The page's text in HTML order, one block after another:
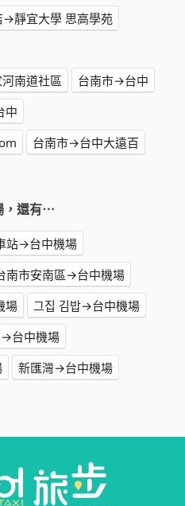
→靜宜大學 思高學苑
南道社區
台南市→台中
中
台南市→台中大遠百
，還有⋯
站→台中機場
南市安南區→台中機場
場
그집 김밥→台中機場
台中機場
新匯灣→台中機場